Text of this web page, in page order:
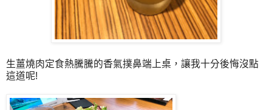
生薑燒肉定食熱騰騰的香氣撲鼻端上桌，讓我十分後悔沒點
這道呢!